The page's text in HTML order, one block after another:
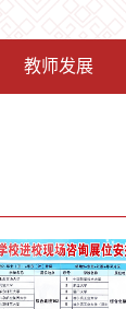
教师发展